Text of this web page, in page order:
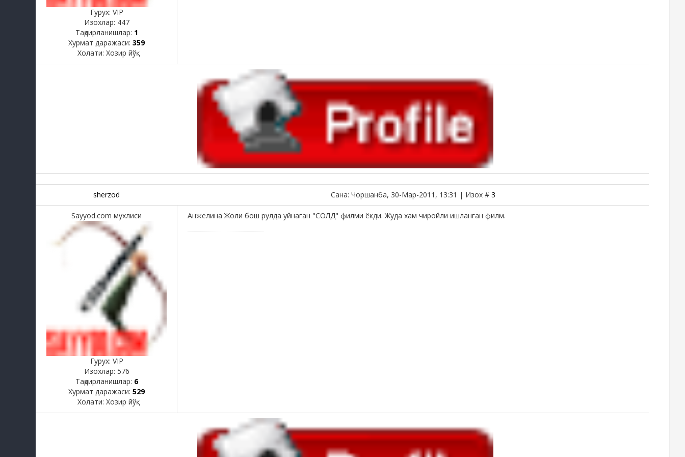
Гурух: VIP
Изохлар: 447
Тақдирланишлар: 1
Хурмат даражаси: 359
Холати: Хозир йўқ
sherzod Сана: Чоршанба, 30-Мар-2011, 13:31 | Изох # 3
Sayyod.com мухлиси
Гурух: VIP
Изохлар: 576
Тақдирланишлар: 6
Хурмат даражаси: 529
Холати: Хозир йўқ
Анжелина Жоли бош рулда уйнаган "СОЛД" филми ёкди. Жуда хам чиройли ишланган филм.